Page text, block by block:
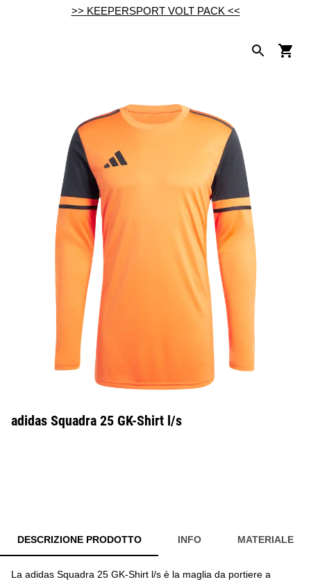
>> KEEPERSPORT VOLT PACK <<
adidas Squadra 25 GK-Shirt l/s
DESCRIZIONE PRODOTTO INFO MATERIALE
La adidas Squadra 25 GK-Shirt l/s è la maglia da portiere a